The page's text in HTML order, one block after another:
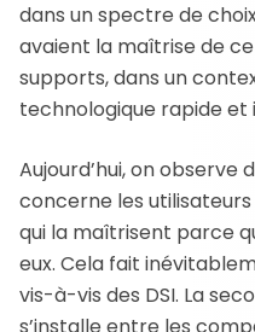
dans un spectre de
avaient la maîtrise de
supports, dans un
technologique rapide et
Aujourd’hui, on observe
concerne les
qui la maîtrisent parce
eux. Cela fait
vis-à-vis des DSI. La